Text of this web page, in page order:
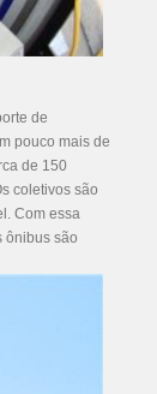
de
pouco mais de
de 150
coletivos são
Com essa
ônibus são